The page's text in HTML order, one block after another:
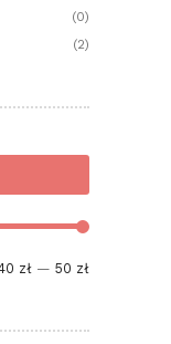
(0)
(2)
zł — 50 zł